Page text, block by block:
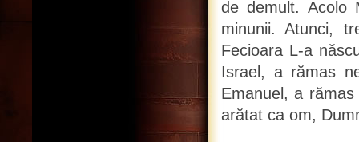
de demult. Acolo
minunii. Atunci,
Fecioara L-a
Israel, a rămas
Emanuel, a
arătat ca om,